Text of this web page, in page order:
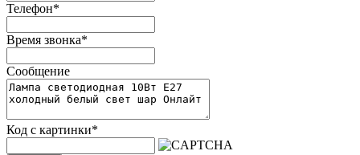
Телефон*
Время звонка*
Сообщение
Код с картинки*